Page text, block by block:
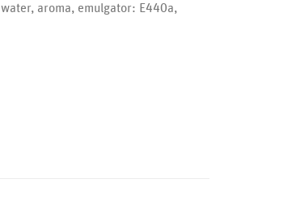
aroma, emulgator: E440a,